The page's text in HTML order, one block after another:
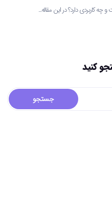
دارد؟ در این مقاله...
کنید